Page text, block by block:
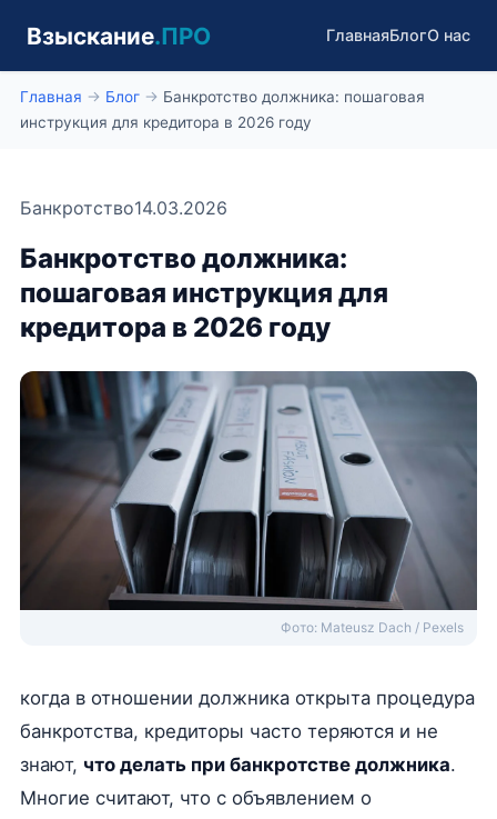
Взыскание.ПРО ГлавнаяБлогО нас
Главная → Блог→ Банкротство должника: пошаговая
инструкция для кредитора в 2026 году
Банкротство14.03.2026
Банкротство должника:
пошаговая инструкция для
кредитора в 2026 году
Фото: Mateusz Dach / Pexels
когда в отношении должника открыта процедура
банкротства, кредиторы часто теряются и не
знают, что делать при банкротстве должника.
Многие считают, что с объявлением о